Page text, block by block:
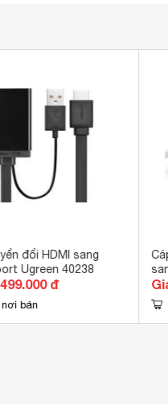
đổi HDMI sang
Ugreen 40238
đ
nơi bán